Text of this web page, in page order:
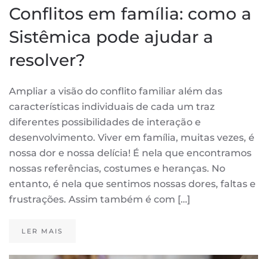
Conflitos em família: como a
Sistêmica pode ajudar a
resolver?
Ampliar a visão do conflito familiar além das
características individuais de cada um traz
diferentes possibilidades de interação e
desenvolvimento. Viver em família, muitas vezes, é
nossa dor e nossa delícia! É nela que encontramos
nossas referências, costumes e heranças. No
entanto, é nela que sentimos nossas dores, faltas e
frustrações. Assim também é com […]
LER MAIS